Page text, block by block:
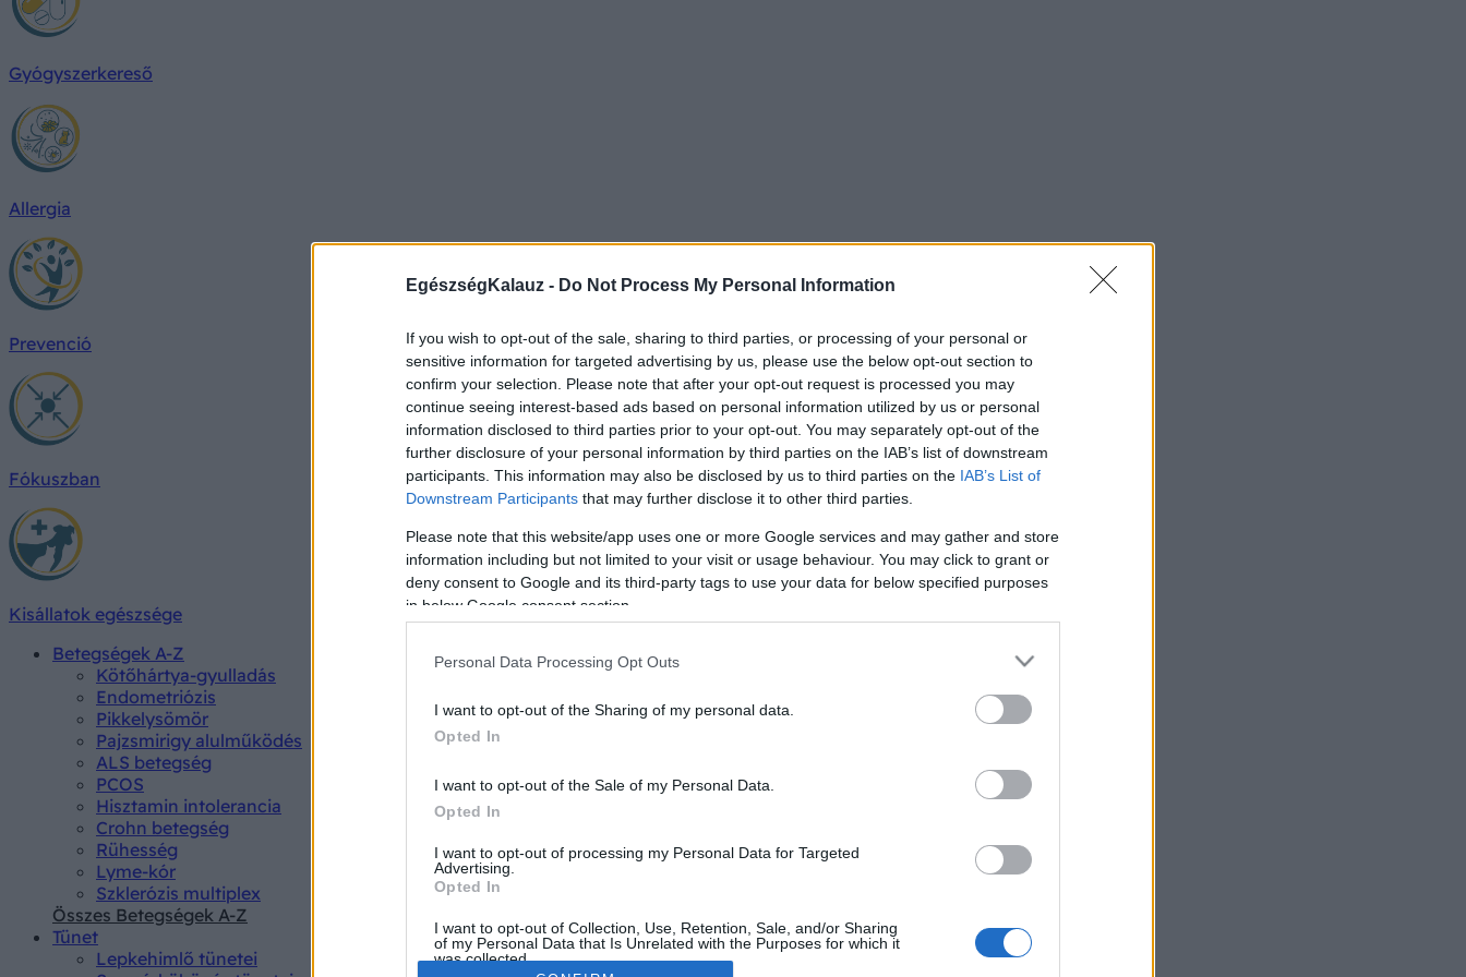
EgészségKalauz - Do Not Process My Personal Information
If you wish to opt-out of the sale, sharing to third parties, or processing of your personal or
sensitive information for targeted advertising by us, please use the below opt-out section to
confirm your selection. Please note that after your opt-out request is processed you may
continue seeing interest-based ads based on personal information utilized by us or personal
information disclosed to third parties prior to your opt-out. You may separately opt-out of the
further disclosure of your personal information by third parties on the IAB’s list of downstream
participants. This information may also be disclosed by us to third parties on the IAB’s List of
Downstream Participants that may further disclose it to other third parties.
Please note that this website/app uses one or more Google services and may gather and store
information including but not limited to your visit or usage behaviour. You may click to grant or
deny consent to Google and its third-party tags to use your data for below specified purposes
in below Google consent section.
Personal Data Processing Opt Outs
I want to opt-out of the Sharing of my personal data.
Opted In
I want to opt-out of the Sale of my Personal Data.
Opted In
I want to opt-out of processing my Personal Data for Targeted
Advertising.
Opted In
I want to opt-out of Collection, Use, Retention, Sale, and/or Sharing
of my Personal Data that Is Unrelated with the Purposes for which it
was collected.
Gyógyszerkereső
Allergia
Prevenció
Fókuszban
Kisállatok egészsége
Betegségek A-Z
Kötőhártya-gyulladás
Endometriózis
Pikkelysömör
Pajzsmirigy alulműködés
ALS betegség
PCOS
Hisztamin intolerancia
Crohn betegség
Rühesség
Lyme-kór
Szklerózis multiplex
Összes Betegségek A-Z
Tünet
Lepkehimlő tünetei